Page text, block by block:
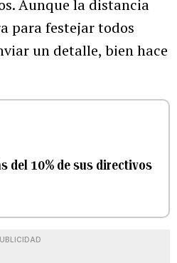
Aunque la distancia
para festejar todos
un detalle, bien hace
del 10% de sus directivos